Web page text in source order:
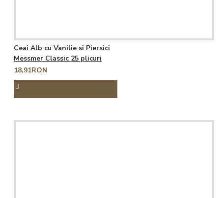
Ceai Alb cu Vanilie si Piersici
Messmer Classic 25 plicuri
18,91RON